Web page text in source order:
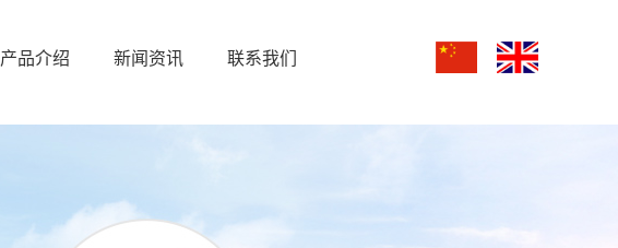
产品介绍 新闻资讯 联系我们